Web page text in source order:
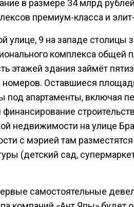
в размере 34 млрд
премиум-класса и
улице, 9 на западе столицы
комплекса общей
этажей здания займёт
номеров. Оставшиеся
под апартаменты, включая
финансирование
недвижимости на улице
с мэрией там
(детский сад,
самостоятельные